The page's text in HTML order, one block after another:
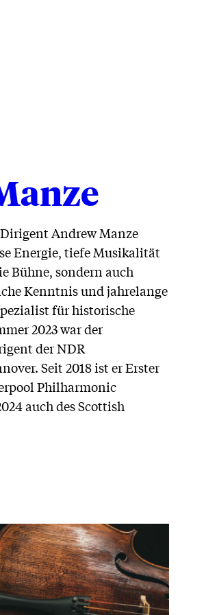
Andrew Manze
Energie, tiefe Musikalität
Bühne, sondern auch
Kenntnis und jahrelange
für historische
2023 war der
der NDR
Seit 2018 ist er Erster
Philharmonic
auch des Scottish